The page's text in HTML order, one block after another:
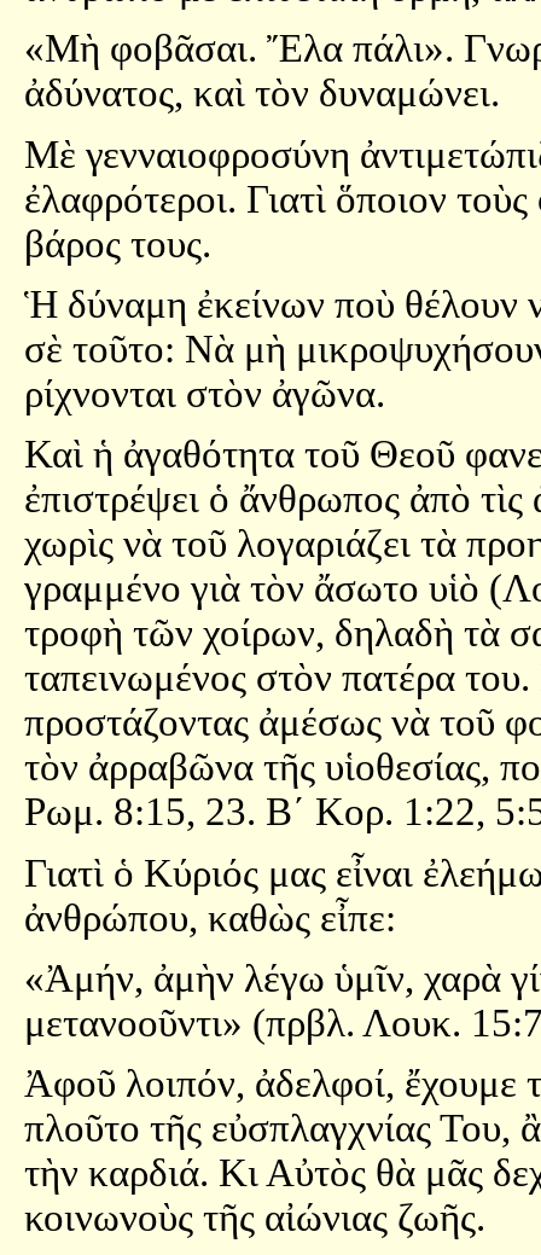
«Μὴ φοβᾶσαι. Ἔλα πάλι».
ἀδύνατος, καὶ τὸν δυναμώνει.
Μὲ γενναιοφροσύνη
ἐλαφρότεροι. Γιατὶ ὅποιον
βάρος τους.
Ἡ δύναμη ἐκείνων ποὺ θέλουν
σὲ τοῦτο: Νὰ μὴ
ρίχνονται στὸν ἀγῶνα.
Καὶ ἡ ἀγαθότητα τοῦ Θεοῦ
ἐπιστρέψει ὁ ἄνθρωπος ἀπὸ
χωρὶς νὰ τοῦ λογαριάζει τὰ
γραμμένο γιὰ τὸν ἄσωτο υἱὸ
τροφὴ τῶν χοίρων, δηλαδὴ τὰ
ταπεινωμένος στὸν πατέρα του.
προστάζοντας ἀμέσως νὰ τοῦ
τὸν ἀρραβῶνα τῆς υἱοθεσίας,
Ρωμ. 8:15, 23. Β´ Κορ. 1:22,
Γιατὶ ὁ Κύριός μας εἶναι
ἀνθρώπου, καθὼς εἶπε:
«Ἀμήν, ἀμὴν λέγω ὑμῖν, χαρὰ
μετανοοῦντι» (πρβλ. Λουκ.
Ἀφοῦ λοιπόν, ἀδελφοί, ἔχουμε
πλοῦτο τῆς εὐσπλαγχνίας Του,
τὴν καρδιά. Κι Αὐτὸς θὰ μᾶς
κοινωνοὺς τῆς αἰώνιας ζωῆς.